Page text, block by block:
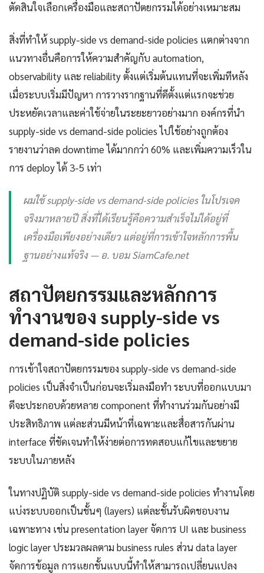
ตัดสินใจเลือกเครื่องมือและสถาปัตยกรรมได้อย่างเหมาะสม
สิ่งที่ทำให้ supply-side vs demand-side policies แตกต่างจาก
แนวทางอื่นคือการให้ความสำคัญกับ automation,
observability และ reliability ตั้งแต่เริ่มต้นแทนที่จะเพิ่มทีหลัง
เมื่อระบบเริ่มมีปัญหา การวางรากฐานที่ดีตั้งแต่แรกจะช่วย
ประหยัดเวลาและค่าใช้จ่ายในระยะยาวอย่างมาก องค์กรที่นำ
supply-side vs demand-side policies ไปใช้อย่างถูกต้อง
รายงานว่าลด downtime ได้มากกว่า 60% และเพิ่มความเร็วใน
การ deploy ได้ 3-5 เท่า
ผมใช้ supply-side vs demand-side policies ในโปรเจค
จริงมาหลายปี สิ่งที่ได้เรียนรู้คือความสำเร็จไม่ได้อยู่ที่
เครื่องมือเพียงอย่างเดียว แต่อยู่ที่การเข้าใจหลักการพื้น
ฐานอย่างแท้จริง — อ. บอม SiamCafe.net
สถาปัตยกรรมและหลักการ
ทำงานของ supply-side vs
demand-side policies
การเข้าใจสถาปัตยกรรมของ supply-side vs demand-side
policies เป็นสิ่งจำเป็นก่อนจะเริ่มลงมือทำ ระบบที่ออกแบบมา
ดีจะประกอบด้วยหลาย component ที่ทำงานร่วมกันอย่างมี
ประสิทธิภาพ แต่ละส่วนมีหน้าที่เฉพาะและสื่อสารกันผ่าน
interface ที่ชัดเจนทำให้ง่ายต่อการทดสอบแก้ไขและขยาย
ระบบในภายหลัง
ในทางปฏิบัติ supply-side vs demand-side policies ทำงานโดย
แบ่งระบบออกเป็นชั้นๆ (layers) แต่ละชั้นรับผิดชอบงาน
เฉพาะทาง เช่น presentation layer จัดการ UI และ business
logic layer ประมวลผลตาม business rules ส่วน data layer
จัดการข้อมูล การแยกชั้นแบบนี้ทำให้สามารถเปลี่ยนแปลง